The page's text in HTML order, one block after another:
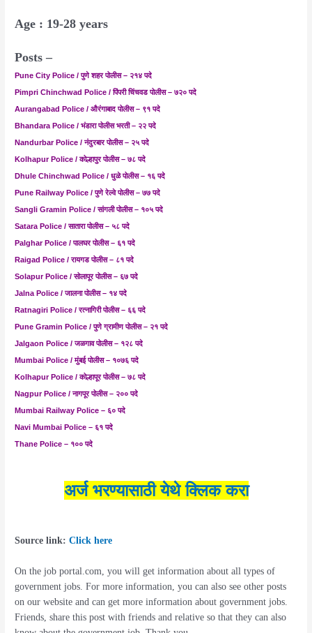
Age : 19-28 years
Posts –
Pune City Police / पुणे शहर पोलीस – २१४ पदे
Pimpri Chinchwad Police / पिंपरी चिंचवड पोलीस – ७२० पदे
Aurangabad Police / औरंगाबाद पोलीस – ९१ पदे
Bhandara Police / भंडारा पोलीस भरती – २२ पदे
Nandurbar Police / नंदुरबार पोलीस – २५ पदे
Kolhapur Police / कोल्हापुर पोलीस– ७८ पदे
Dhule Chinchwad Police/ धुळे पोलीस– १६ पदे
Pune Railway Police / पुणे रेल्वे पोलीस – ७७ पदे
Sangli Gramin Police / सांगली पोलीस– १०५ पदे
Satara Police/ सातारा पोलीस– ५८ पदे
Palghar Police/ पालघर पोलीस– ६१ पदे
Raigad Police/ रायगड पोलीस– ८१ पदे
Solapur Police/ सोलापूर पोलीस– ६७ पदे
Jalna Police/ जालना पोलीस– १४ पदे
Ratnagiri Police/ रत्नागिरी पोलीस– ६६ पदे
Pune Gramin Police/ पुणे ग्रामीण पोलीस– २१ पदे
Jalgaon Police/ जळगाव पोलीस– १२८ पदे
Mumbai Police/ मुंबई पोलीस– १०७६ पदे
Kolhapur Police/ कोल्हापूर पोलीस– ७८ पदे
Nagpur Police/ नागपूर पोलीस– २०० पदे
Mumbai Railway Police – ६० पदे
Navi Mumbai Police – ६१ पदे
Thane Police – १०० पदे
अर्ज भरण्यासाठी येथे क्लिक करा
Source link: Click here
On the job portal.com, you will get information about all types of
government jobs. For more information, you can also see other posts
on our website and can get more information about government jobs.
Friends, share this post with friends and relative so that they can also